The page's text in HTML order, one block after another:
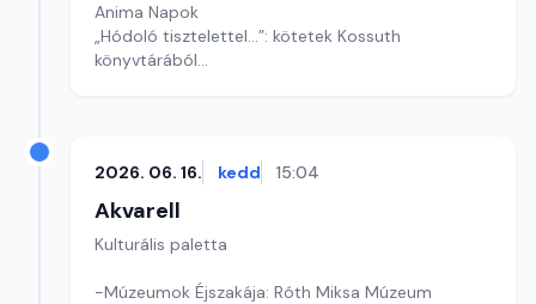
Anima Napok
„Hódoló tisztelettel...”: kötetek Kossuth
könyvtárából
2026. 06. 16. kedd 15:04
Akvarell
Kulturális paletta
-Múzeumok Éjszakája: Róth Miksa Múzeum